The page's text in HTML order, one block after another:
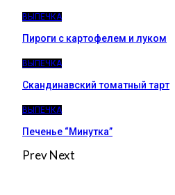
ВЫПЕЧКА
Пироги c картофелем и луком
ВЫПЕЧКА
Скандинавский томатный тарт
ВЫПЕЧКА
Печенье “Минутка”
PrevNext